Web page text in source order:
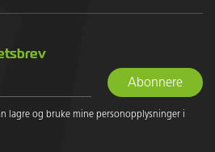
Abonnere
lagre og bruke mine personopplysninger i